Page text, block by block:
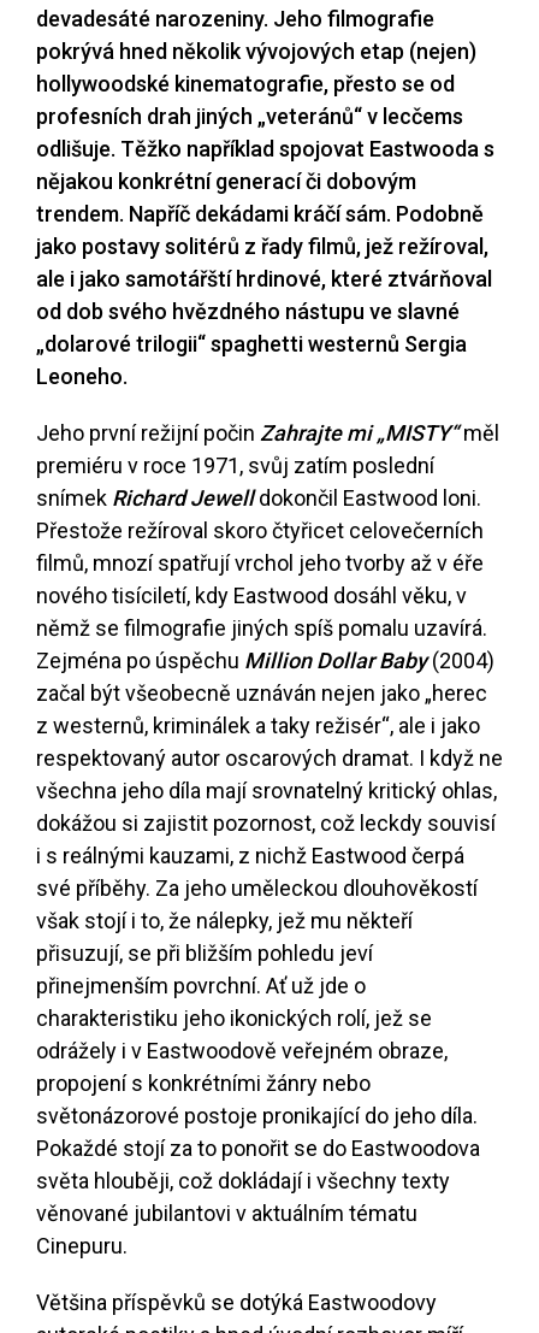
devadesáté narozeniny. Jeho filmografie
pokrývá hned několik vývojových etap (nejen)
hollywoodské kinematografie, přesto se od
profesních drah jiných „veteránů“ v lecčems
odlišuje. Těžko například spojovat Eastwooda s
nějakou konkrétní generací či dobovým
trendem. Napříč dekádami kráčí sám. Podobně
jako postavy solitérů z řady filmů, jež režíroval,
ale i jako samotářští hrdinové, které ztvárňoval
od dob svého hvězdného nástupu ve slavné
„dolarové trilogii“ spaghetti westernů Sergia
Leoneho.
Jeho první režijní počin Zahrajte mi „MISTY“měl
premiéru v roce 1971, svůj zatím poslední
snímek Richard Jewelldokončil Eastwood loni.
Přestože režíroval skoro čtyřicet celovečerních
filmů, mnozí spatřují vrchol jeho tvorby až v éře
nového tisíciletí, kdy Eastwood dosáhl věku, v
němž se filmografie jiných spíš pomalu uzavírá.
Zejména po úspěchu Million Dollar Baby(2004)
začal být všeobecně uznáván nejen jako „herec
z westernů, kriminálek a taky režisér“, ale i jako
respektovaný autor oscarových dramat. I když ne
všechna jeho díla mají srovnatelný kritický ohlas,
dokážou si zajistit pozornost, což leckdy souvisí
i s reálnými kauzami, z nichž Eastwood čerpá
své příběhy. Za jeho uměleckou dlouhověkostí
však stojí i to, že nálepky, jež mu někteří
přisuzují, se při bližším pohledu jeví
přinejmenším povrchní. Ať už jde o
charakteristiku jeho ikonických rolí, jež se
odrážely i v Eastwoodově veřejném obraze,
propojení s konkrétními žánry nebo
světonázorové postoje pronikající do jeho díla.
Pokaždé stojí za to ponořit se do Eastwoodova
světa hlouběji, což dokládají i všechny texty
věnované jubilantovi v aktuálním tématu
Cinepuru.
Většina příspěvků se dotýká Eastwoodovy